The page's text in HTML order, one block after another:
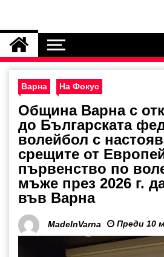
Варна На Фокус
Община Варна с
до Българската
волейбол с
срещите от
първенство по
мъже през 2026 г.
във Варна
MadeInVarna Преди 10